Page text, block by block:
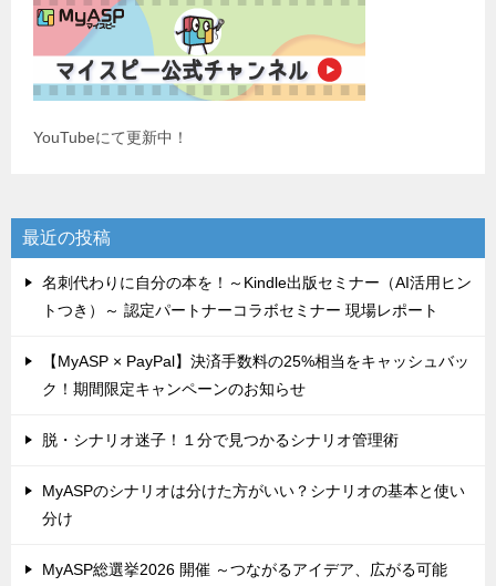
YouTubeにて更新中！
最近の投稿
名刺代わりに自分の本を！～Kindle出版セミナー（AI活用ヒン
トつき）～ 認定パートナーコラボセミナー 現場レポート
【MyASP × PayPal】決済手数料の25%相当をキャッシュバッ
ク！期間限定キャンペーンのお知らせ
脱・シナリオ迷子！１分で見つかるシナリオ管理術
MyASPのシナリオは分けた方がいい？シナリオの基本と使い
分け
MyASP総選挙2026 開催 ～つながるアイデア、広がる可能